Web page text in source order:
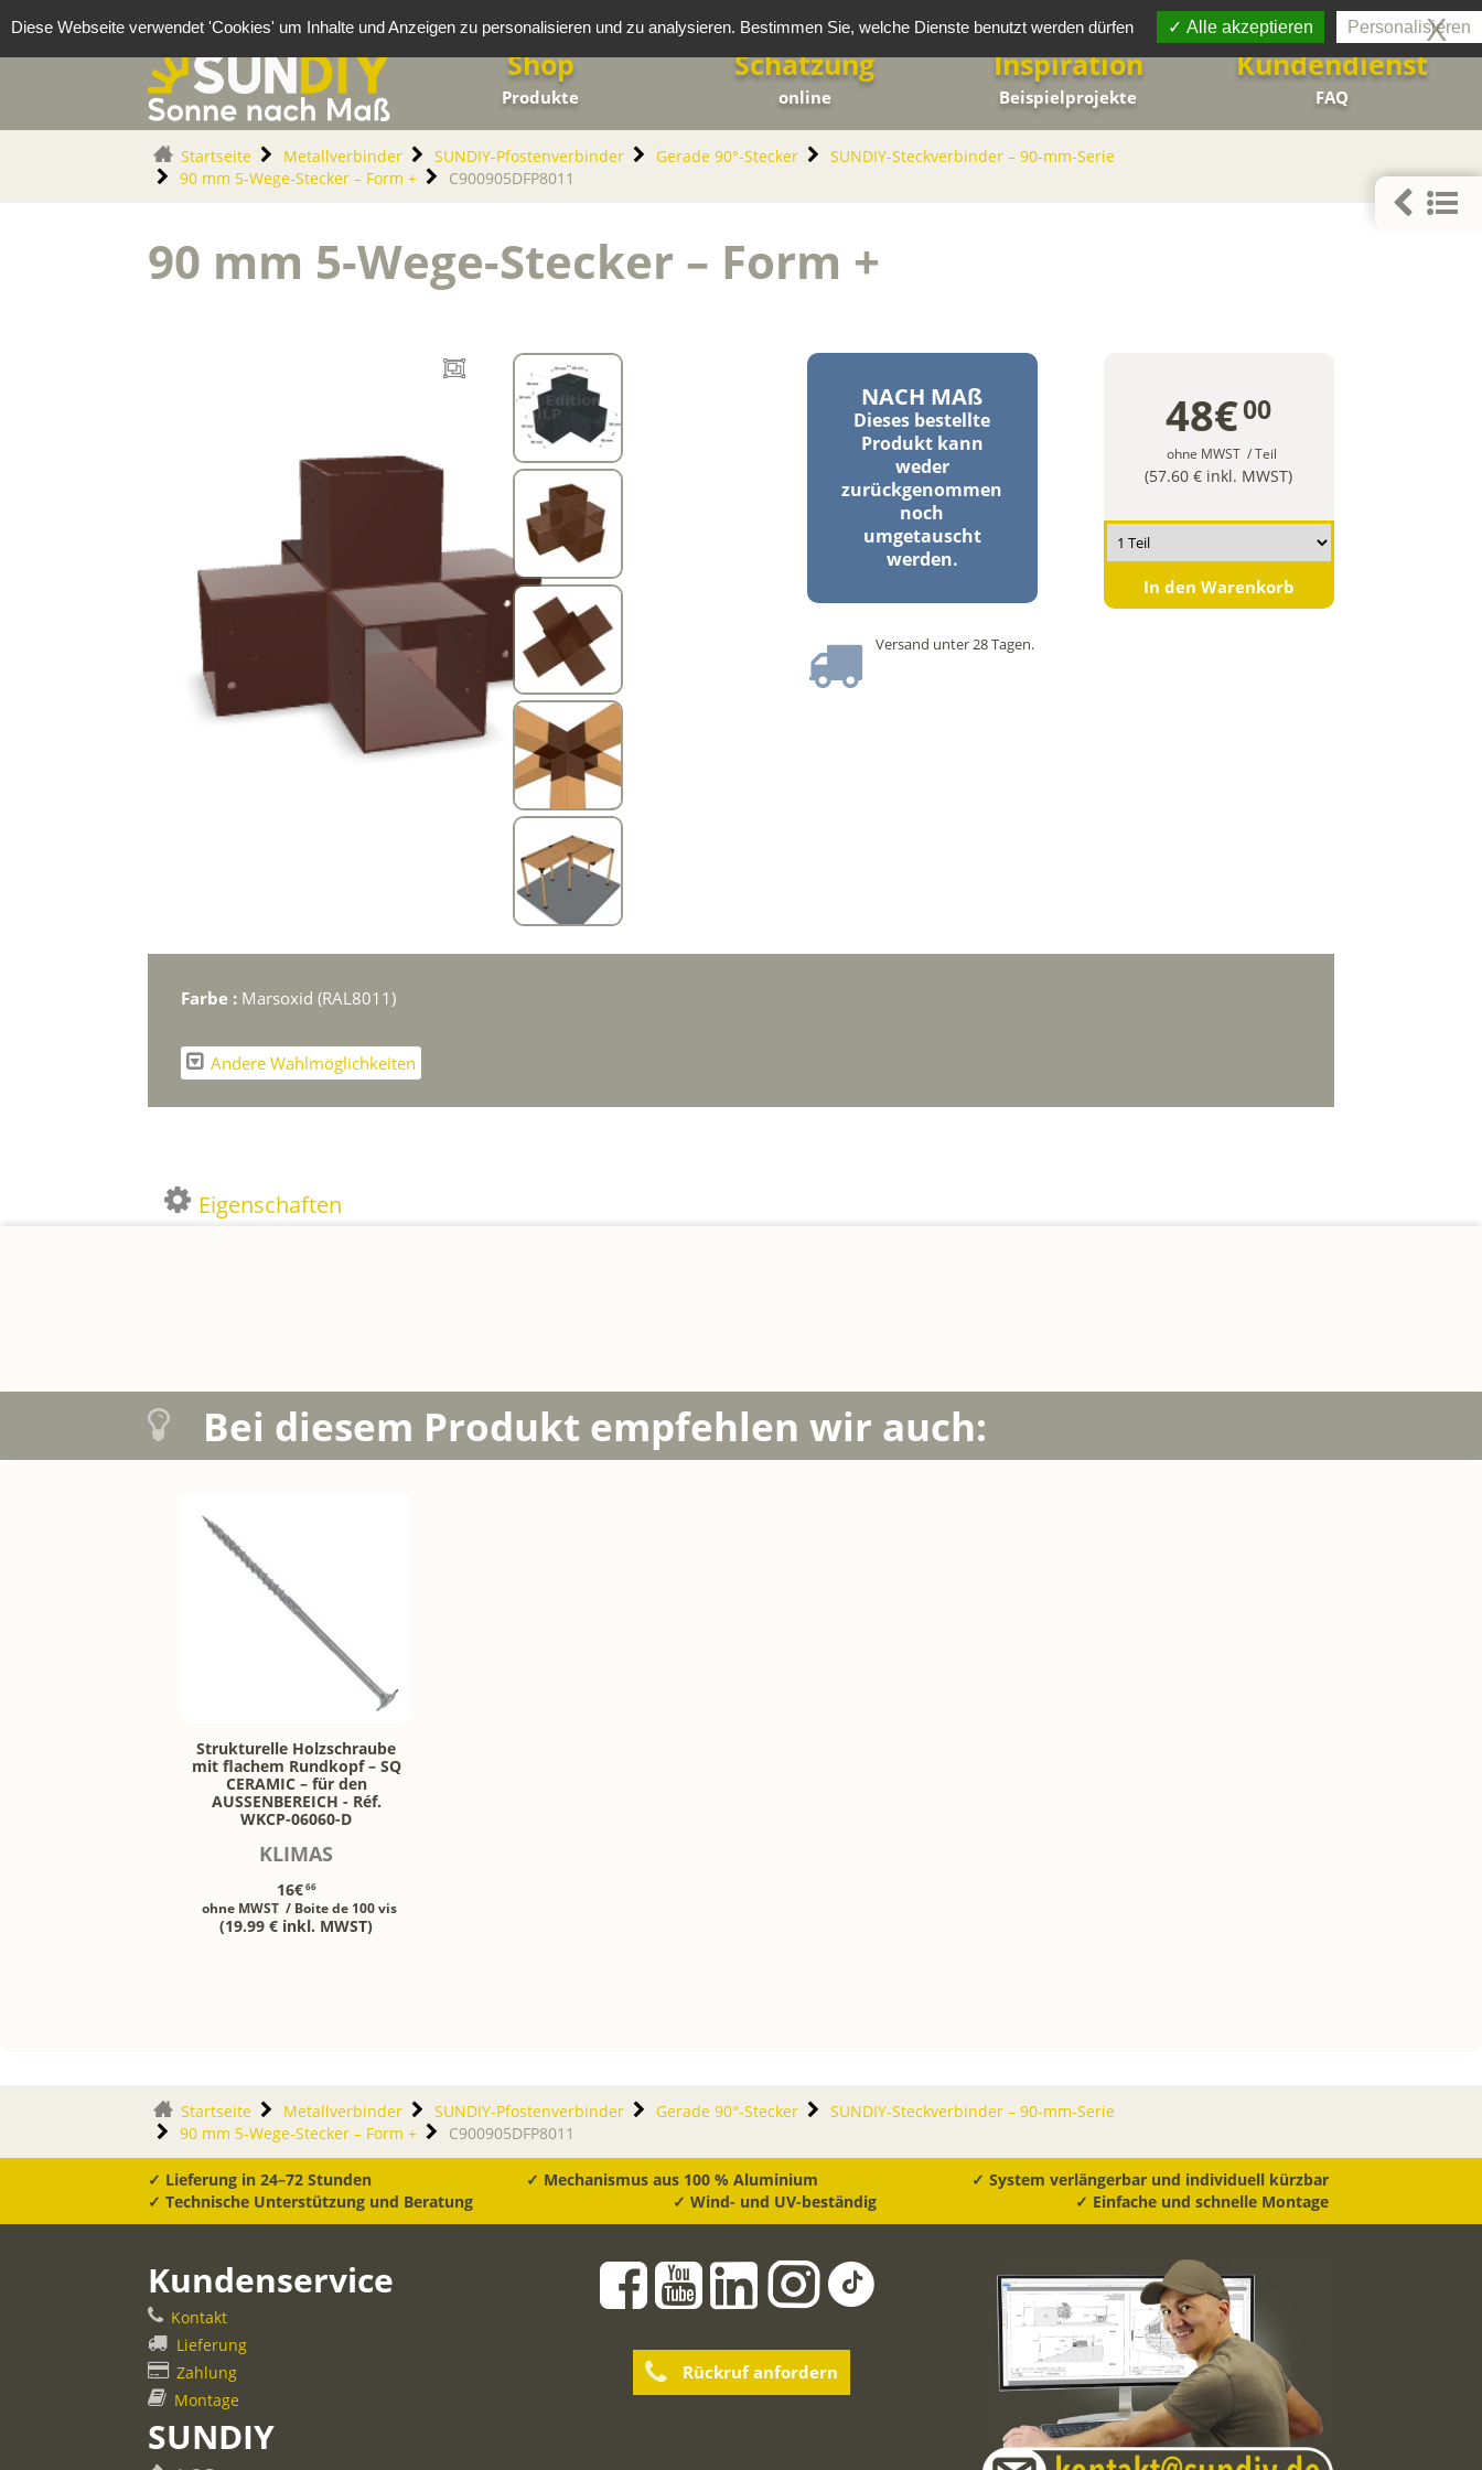
4,8★ ★ ★ ★ ★Kundenstimmen 0
Shop
Produkte
Schätzung
online
Inspiration
Beispielprojekte
Kundendienst
FAQ
Startseite Metallverbinder SUNDIY-Pfostenverbinder Gerade 90°-Stecker
SUNDIY-Steckverbinder – 90-mm-Serie
90 mm 5-Wege-Stecker – Form +
C900905DFP8011
90 mm 5-Wege-Stecker – Form +
NACH MAß
Dieses bestellte
Produkt kann
weder
zurückgenommen
noch
umgetauscht
werden.
Versand unter 28 Tagen.
48€00
ohne MWST/ Teil
(57.60 € inkl. MWST)
In den Warenkorb
Farbe : Marsoxid (RAL8011)
Andere Wahlmöglichkeiten
Eigenschaften
Bei diesem Produkt empfehlen wir auch:
Strukturelle Holzschraube
mit flachem Rundkopf – SQ
CERAMIC – für den
AUSSENBEREICH - Réf.
WKCP-06060-D
KLIMAS
16€66
ohne MWST/ Boite de 100 vis
(19.99 € inkl. MWST)
Startseite Metallverbinder SUNDIY-Pfostenverbinder Gerade 90°-Stecker
SUNDIY-Steckverbinder – 90-mm-Serie
90 mm 5-Wege-Stecker – Form +
C900905DFP8011
✓ Lieferung in 24–72 Stunden ✓ Mechanismus aus 100 % Aluminium
✓ System verlängerbar und individuell kürzbar
✓ Technische Unterstützung und Beratung
✓ Wind- und UV-beständig ✓ Einfache und schnelle Montage
Kundenservice
Kontakt
Lieferung
Zahlung
Montage
SUNDIY
Rückruf anfordern
Diese Webseite verwendet 'Cookies' um Inhalte und Anzeigen zu personalisieren und zu analysieren. Bestimmen Sie, welche Dienste benutzt werden dürfen Alle akzeptieren Personalisieren
X